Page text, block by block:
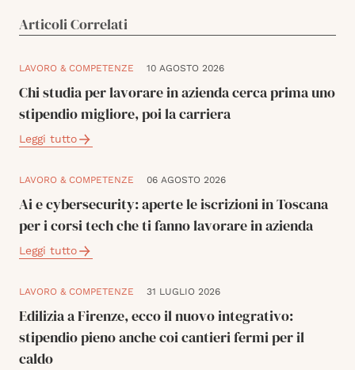
Articoli Correlati
LAVORO & COMPETENZE 10 AGOSTO 2026
Chi studia per lavorare in azienda cerca prima uno
stipendio migliore, poi la carriera
Leggi tutto
LAVORO & COMPETENZE 06 AGOSTO 2026
Ai e cybersecurity: aperte le iscrizioni in Toscana
per i corsi tech che ti fanno lavorare in azienda
Leggi tutto
LAVORO & COMPETENZE 31 LUGLIO 2026
Edilizia a Firenze, ecco il nuovo integrativo:
stipendio pieno anche coi cantieri fermi per il
caldo